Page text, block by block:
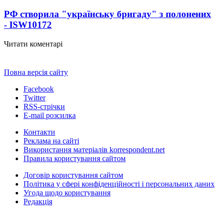
РФ створила "українську бригаду" з полонених
- ISW10172
Читати коментарі
Повна версія сайту
Facebook
Twitter
RSS-стрічки
E-mail розсилка
Контакти
Реклама на сайті
Використання матеріалів korrespondent.net
Правила користування сайтом
Договір користування сайтом
Політика у сфері конфіденційності і персональних даних
Угода щодо користування
Редакція